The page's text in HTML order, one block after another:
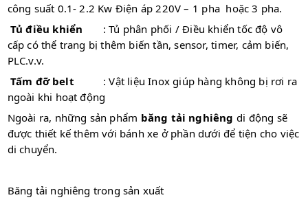
công suất 0.1- 2.2 Kw Điện áp 220V – 1 pha hoặc 3 pha.
Tủ điều khiển
: Tủ phân phối / Điều khiển tốc độ vô
cấp có thể trang bị thêm biến tần, sensor, timer, cảm biến,
PLC.v.v.
Tấm đỡ belt : Vật liệu Inox giúp hàng không bị rơi ra
ngoài khi hoạt động
Ngoài ra, những sản phẩm băng tải nghiêng di động sẽ
được thiết kế thêm với bánh xe ở phần dưới để tiện cho việc
di chuyển.
Băng tải nghiêng trong sản xuất